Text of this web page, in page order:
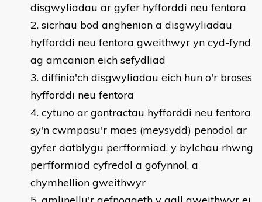
disgwyliadau ar gyfer hyfforddi neu fentora
sicrhau bod anghenion a disgwyliadau
hyfforddi neu fentora gweithwyr yn cyd-fynd
ag amcanion eich sefydliad
diffinio'ch disgwyliadau eich hun o'r broses
hyfforddi neu fentora
cytuno ar gontractau hyfforddi neu fentora
sy'n cwmpasu'r maes (meysydd) penodol ar
gyfer datblygu perfformiad, y bylchau rhwng
perfformiad cyfredol a gofynnol, a
chymhellion gweithwyr